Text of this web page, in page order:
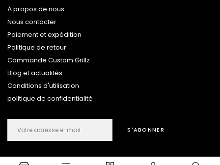
À propos de nous
Nous contacter
Paiement et expédition
Politique de retour
Commande Custom Grillz
Blog et actualités
Conditions d'utilisation
politique de confidentialité
S'ABONNER